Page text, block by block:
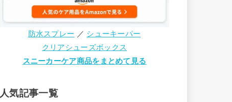
防水スプレー ／ シューキーパー
クリアシューズボックス
スニーカーケア商品をまとめて見る
人気記事一覧